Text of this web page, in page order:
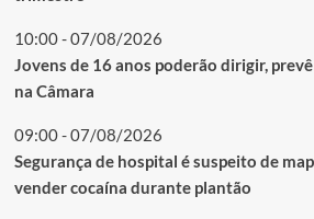
10:00 - 07/08/2026
Jovens de 16 anos poderão dirigir,
na Câmara
09:00 - 07/08/2026
Segurança de hospital é suspeito de
vender cocaína durante plantão